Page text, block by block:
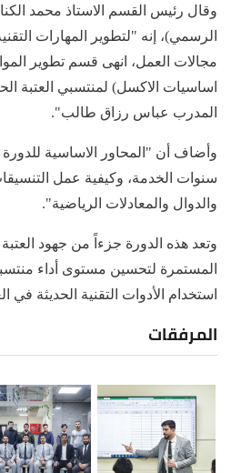
وقال رئيس القسم الاستاذ محمد
الرسمي)، إنه "لتطوير المهارات
مجالات العمل، انهى قسم تطوير
اساسيات الاكسل) لمنتسبي العتبة
المدرب عباس رزاق طالب".
وأضاف أن "المحاور الاساسية
سنوات الخدمة، وكيفية عمل
والدوال والمعادلات الرياضية".
وتعد هذه الدورة جزءاً من جهود
المستمرة لتحسين مستوى أداء
استخدام الأدوات التقنية الحديثة في
المرفقات